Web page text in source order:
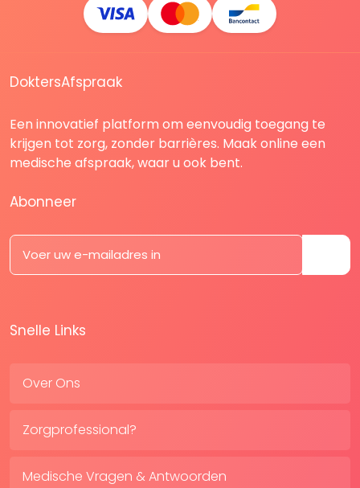
DoktersAfspraak
Een innovatief platform om eenvoudig toegang te
krijgen tot zorg, zonder barrières. Maak online een
medische afspraak, waar u ook bent.
Abonneer
Snelle Links
Over Ons
Zorgprofessional?
Medische Vragen & Antwoorden